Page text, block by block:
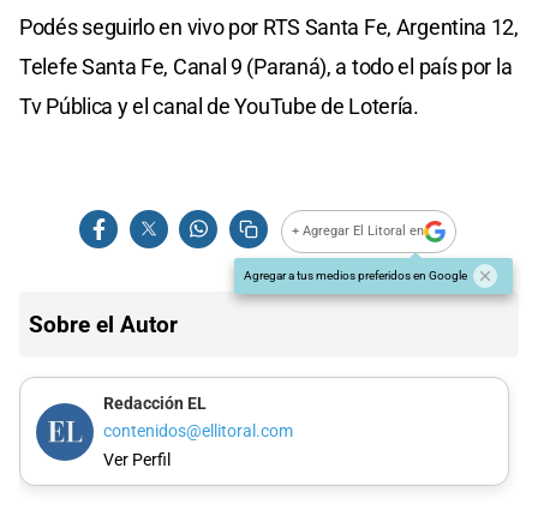
Podés seguirlo en vivo por RTS Santa Fe, Argentina 12,
Telefe Santa Fe, Canal 9 (Paraná), a todo el país por la
Tv Pública y el canal de YouTube de Lotería.
+ Agregar El Litoral en
Agregar a tus medios preferidos en Google
Sobre el Autor
Redacción EL
contenidos@ellitoral.com
Ver Perfil